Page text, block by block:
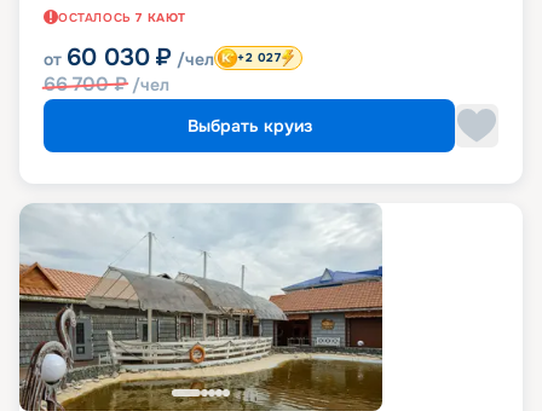
ОСТАЛОСЬ 7 КАЮТ
от 60 030 ₽ /чел
66 700₽ /чел
+2 027
Выбрать круиз